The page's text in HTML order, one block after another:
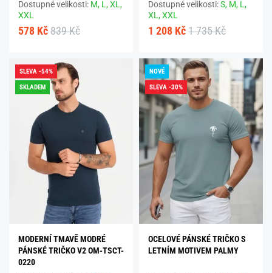
Dostupné velikosti: M, L,XL,
XXL
578 Kč 839 Kč
Dostupné velikosti:S, M, L,
XL,XXL
1 208 Kč 1 735 Kč
SLEVA -54%
SKLADEM
MODERNÍ TMAVĚ MODRÉ
PÁNSKÉ TRIČKO V2 OM-TSCT-
0220
NOVÉ
SLEVA -30%
OCELOVÉ PÁNSKÉ TRIČKO S
LETNÍM MOTIVEM PALMY